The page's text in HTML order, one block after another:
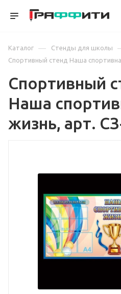
Каталог — Стенды для школы
Спортивный стенд Наша
Спортивный
Наша
жизнь, арт.